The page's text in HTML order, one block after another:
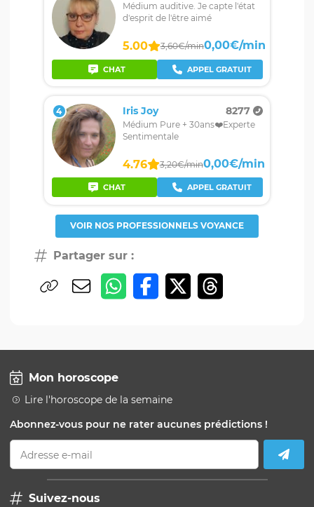
Médium auditive. Je capte l'état
d'esprit de l'être aimé
5.00 3,60€/min0,00€/min
CHAT APPEL GRATUIT
4 Iris Joy 8277
Médium Pure + 30ans❤️Experte
Sentimentale
4.76 3,20€/min0,00€/min
CHAT APPEL GRATUIT
VOIR NOS PROFESSIONNELS VOYANCE
Partager sur :
Mon horoscope
Lire l'horoscope de la semaine
Abonnez-vous pour ne rater aucunes prédictions !
Adresse e-mail
Suivez-nous